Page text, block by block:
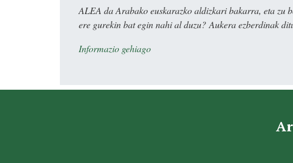
ALEA da Arabako euskarazko aldizkari bakarra, eta zu
ere gurekin bat egin nahi al duzu? Aukera ezberdinak
Informazio gehiago